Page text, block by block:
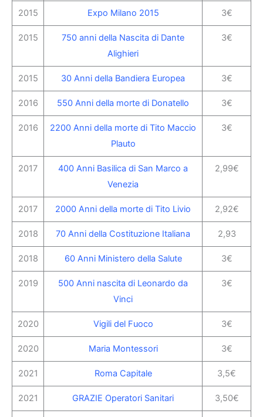
2015 Expo Milano 2015 3€
2015
750 anni della Nascita di Dante
Alighieri
3€
2015 30 Anni della Bandiera Europea 3€
2016 550 Anni della morte di Donatello 3€
2016
2200 Anni della morte di Tito Maccio
Plauto
3€
2017
400 Anni Basilica di San Marco a
Venezia
2,99€
2017 2000 Anni della morte di Tito Livio 2,92€
2018 70 Anni della Costituzione Italiana 2,93
2018 60 Anni Ministero della Salute 3€
2019
500 Anni nascita di Leonardo da
Vinci
3€
2020 Vigili del Fuoco 3€
2020 Maria Montessori 3€
2021 Roma Capitale 3,5€
2021 GRAZIE Operatori Sanitari 3,50€